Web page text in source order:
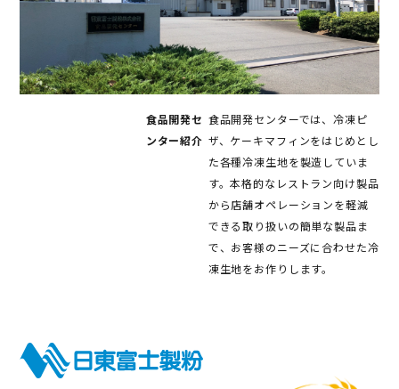
食品開発セ
ンター紹介
食品開発センターでは、冷凍ピ
ザ、ケーキマフィンをはじめとし
た各種冷凍生地を製造していま
す。本格的なレストラン向け製品
から店舗オペレーションを軽減
できる取り扱いの簡単な製品ま
で、お客様のニーズに合わせた冷
凍生地をお作りします。